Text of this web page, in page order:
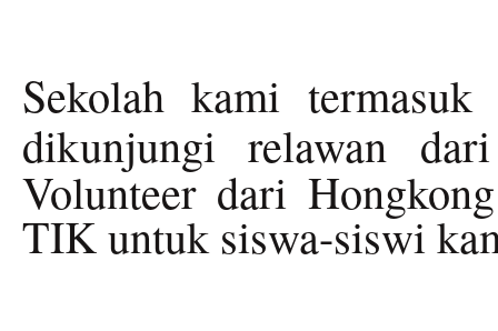
Sekolah kami
dikunjungi relawan
Volunteer dari
TIK untuk siswa-siswi